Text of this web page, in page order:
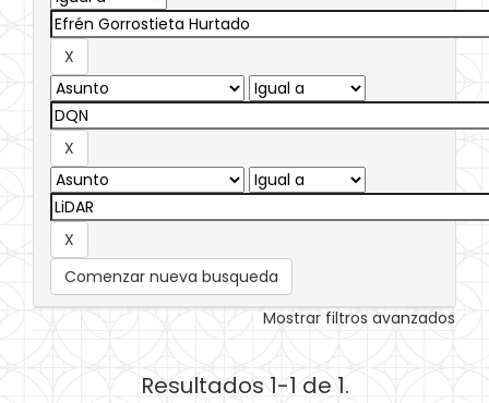
Comenzar nueva busqueda
Mostrar filtros avanzados
Resultados 1-1 de 1.